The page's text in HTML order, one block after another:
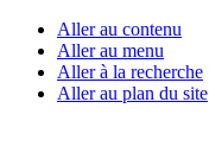
Aller au contenu
Aller au menu
Aller à la recherche
Aller au plan du site